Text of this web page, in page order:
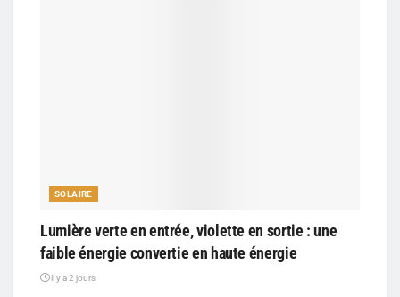
SOLAIRE
Lumière verte en entrée, violette en sortie : une
faible énergie convertie en haute énergie
il y a 2 jours